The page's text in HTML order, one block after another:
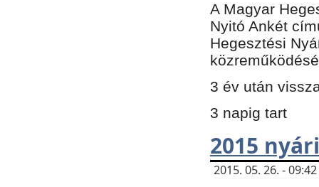
A Magyar
Nyitó Ankét
Hegesztési
3 év után
3 napig tart
2015
2015. 05. 26. -